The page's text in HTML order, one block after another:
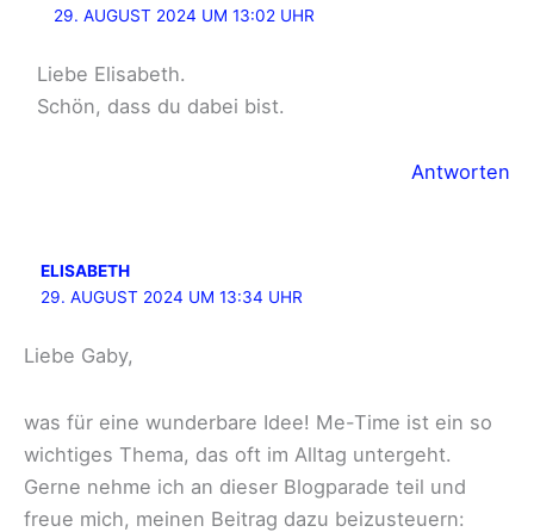
29. AUGUST 2024 UM 13:02 UHR
Liebe Elisabeth.
Schön, dass du dabei bist.
Antworten
ELISABETH
29. AUGUST 2024 UM 13:34 UHR
Liebe Gaby,
was für eine wunderbare Idee! Me-Time ist ein so
wichtiges Thema, das oft im Alltag untergeht.
Gerne nehme ich an dieser Blogparade teil und
freue mich, meinen Beitrag dazu beizusteuern: